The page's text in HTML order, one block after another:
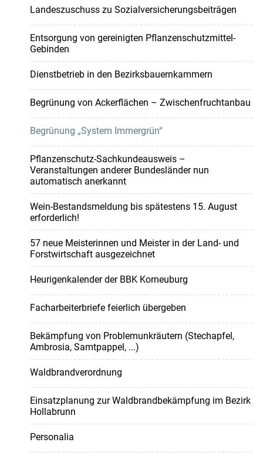
Landeszuschuss zu Sozialversicherungsbeiträgen
Entsorgung von gereinigten Pflanzenschutzmittel-
Gebinden
Dienstbetrieb in den Bezirksbauernkammern
Begrünung von Ackerflächen – Zwischenfruchtanbau
Begrünung „System Immergrün“
Pflanzenschutz-Sachkundeausweis –
Veranstaltungen anderer Bundesländer nun
automatisch anerkannt
Wein-Bestandsmeldung bis spätestens 15. August
erforderlich!
57 neue Meisterinnen und Meister in der Land- und
Forstwirtschaft ausgezeichnet
Heurigenkalender der BBK Korneuburg
Facharbeiterbriefe feierlich übergeben
Bekämpfung von Problemunkräutern (Stechapfel,
Ambrosia, Samtpappel, ...)
Waldbrandverordnung
Einsatzplanung zur Waldbrandbekämpfung im Bezirk
Hollabrunn
Personalia